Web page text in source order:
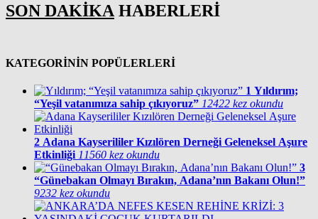
SON DAKİKA HABERLERİ
KATEGORİNİN POPÜLERLERİ
1 Yıldırım;
“Yeşil vatanımıza sahip çıkıyoruz” 12422 kez okundu
2 Adana Kayserililer Kızılören Derneği Geleneksel Aşure
Etkinliği 11560 kez okundu
3
“Günebakan Olmayı Bırakın, Adana’nın Bakanı Olun!”
9232 kez okundu